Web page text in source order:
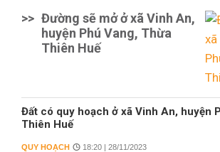
>> Đường sẽ mở ở xã Vinh An,
huyện Phú Vang, Thừa
Thiên Huế
Đất có quy hoạch ở xã Vinh An, huyện
Thiên Huế
QUY HOẠCH 18:20 | 28/11/2023